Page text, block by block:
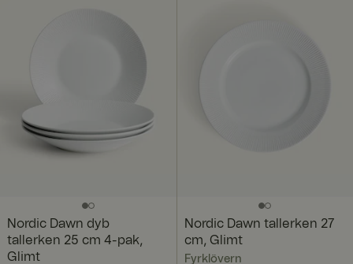
Nordic Dawn dyb
tallerken 25 cm 4-pak,
Glimt
Nordic Dawn tallerken 27
cm, Glimt
Fyrklövern